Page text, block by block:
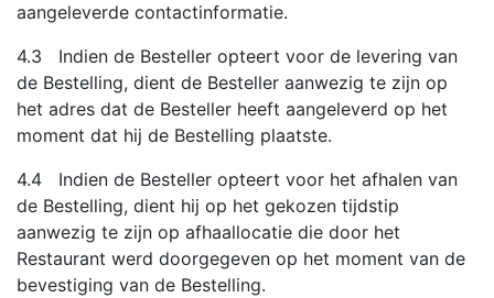
aangeleverde contactinformatie.
4.3 Indien de Besteller opteert voor de levering van
de Bestelling, dient de Besteller aanwezig te zijn op
het adres dat de Besteller heeft aangeleverd op het
moment dat hij de Bestelling plaatste.
4.4 Indien de Besteller opteert voor het afhalen van
de Bestelling, dient hij op het gekozen tijdstip
aanwezig te zijn op afhaallocatie die door het
Restaurant werd doorgegeven op het moment van de
bevestiging van de Bestelling.